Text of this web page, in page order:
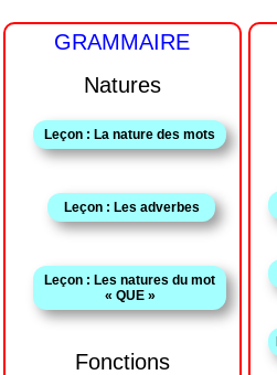
GRAMMAIRE
Natures
Leçon : La nature des mots
Leçon : Les adverbes
Leçon : Les natures du mot
« QUE »
Fonctions